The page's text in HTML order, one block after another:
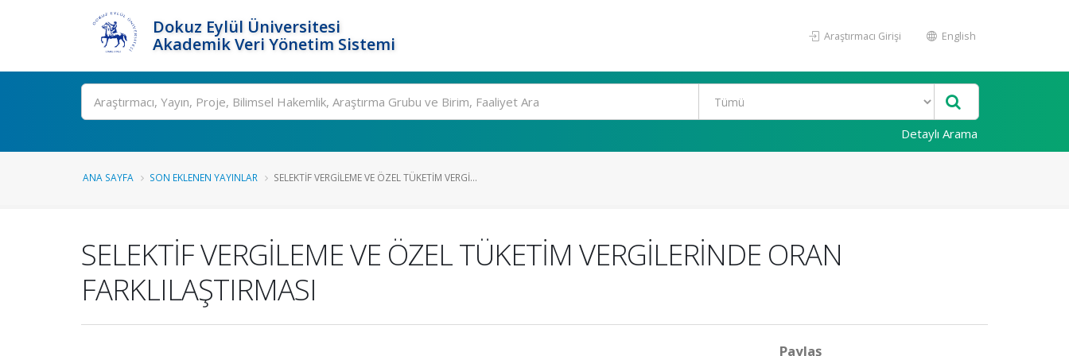
Dokuz Eylül Üniversitesi
Akademik Veri Yönetim Sistemi
Araştırmacı Girişi English
Ara
Detaylı Arama
ANA SAYFA SON EKLENEN YAYINLAR SELEKTİF VERGİLEME VE ÖZEL TÜKETİM VERGİ...
SELEKTİF VERGİLEME VE ÖZEL TÜKETİM VERGİLERİNDE ORAN
FARKLILAŞTIRMASI
Paylaş